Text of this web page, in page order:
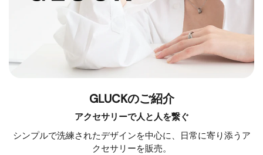
GLUCKのご紹介
アクセサリーで人と人を繋ぐ
シンプルで洗練されたデザインを中心に、日常に寄り添うア
クセサリーを販売。